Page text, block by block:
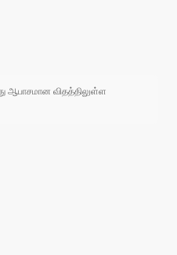
ஆபாசமான விதத்திலுள்ள